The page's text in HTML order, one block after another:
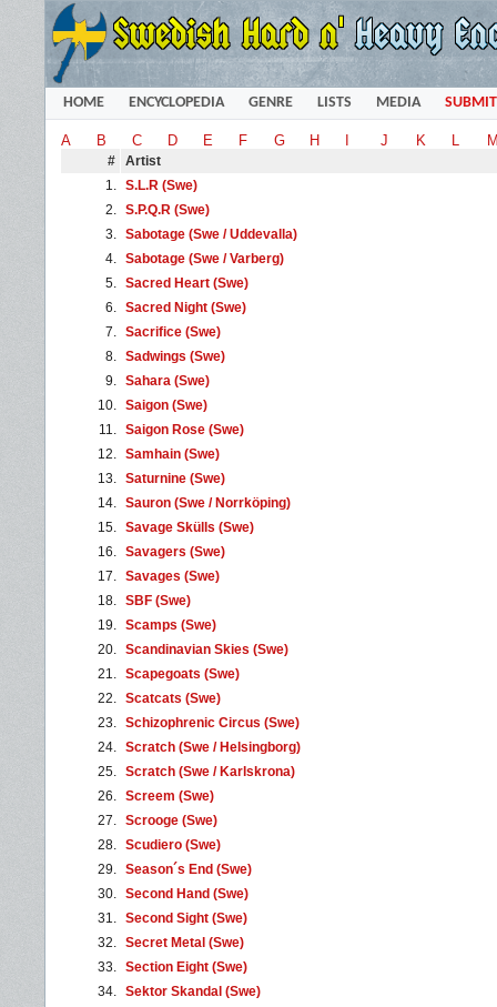
HOME ENCYCLOPEDIA GENRE LISTS MEDIA SUBMIT
A B C D E F G H J K L
#
Artist
1. S.L.R (Swe)
2. S.P.Q.R (Swe)
3. Sabotage (Swe / Uddevalla)
4. Sabotage (Swe / Varberg)
5. Sacred Heart (Swe)
6. Sacred Night (Swe)
7. Sacrifice (Swe)
8. Sadwings (Swe)
9. Sahara (Swe)
10. Saigon (Swe)
11. Saigon Rose (Swe)
12. Samhain (Swe)
13. Saturnine (Swe)
14. Sauron (Swe / Norrköping)
15. Savage Skülls (Swe)
16. Savagers (Swe)
17. Savages (Swe)
18. SBF (Swe)
19. Scamps (Swe)
20. Scandinavian Skies (Swe)
21. Scapegoats (Swe)
22. Scatcats (Swe)
23. Schizophrenic Circus (Swe)
24. Scratch (Swe / Helsingborg)
25. Scratch (Swe / Karlskrona)
26. Screem (Swe)
27. Scrooge (Swe)
28. Scudiero (Swe)
29. Season´s End (Swe)
30. Second Hand (Swe)
31. Second Sight (Swe)
32. Secret Metal (Swe)
33. Section Eight (Swe)
34. Sektor Skandal (Swe)